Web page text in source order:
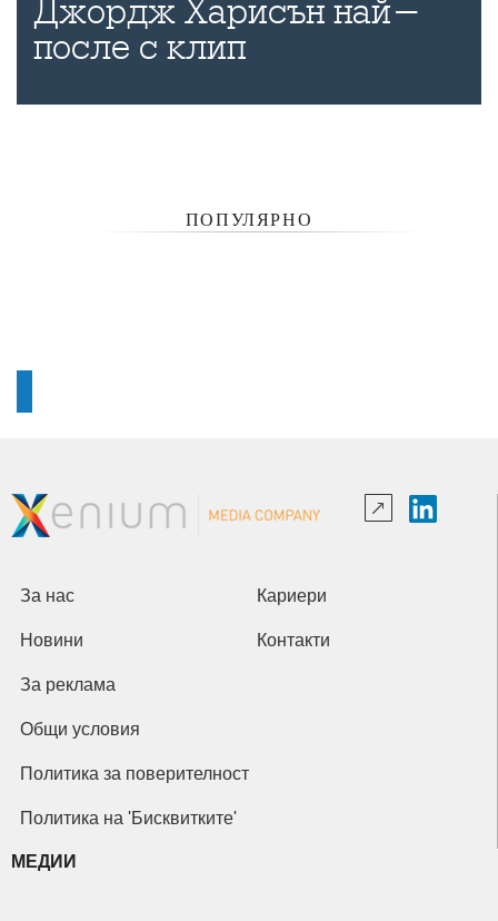
Джордж Харисън най-
после с клип
ПОПУЛЯРНО
За нас Кариери
Новини Контакти
За реклама
Общи условия
Политика за поверителност
Политика на 'Бисквитките'
МЕДИИ